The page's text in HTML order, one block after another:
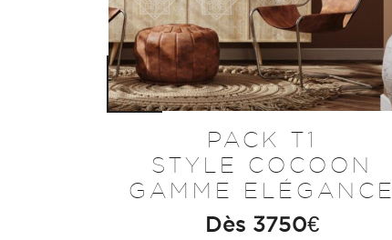
PACK T1
STYLE COCOON
GAMME ELÉGANCE
Dès 3750€